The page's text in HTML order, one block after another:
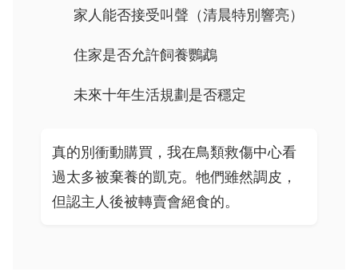
家人能否接受叫聲（清晨特別響亮）
住家是否允許飼養鸚鵡
未來十年生活規劃是否穩定
真的別衝動購買，我在鳥類救傷中心看
過太多被棄養的凱克。牠們雖然調皮，
但認主人後被轉賣會絕食的。